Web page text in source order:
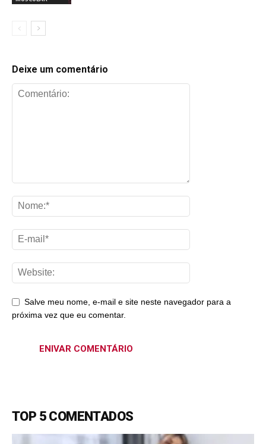
Deixe um comentário
Salve meu nome, e-mail e site neste navegador para a
próxima vez que eu comentar.
TOP 5 COMENTADOS